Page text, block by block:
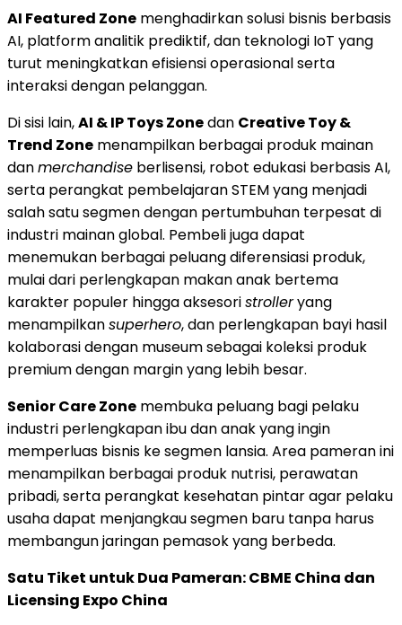
AI Featured Zone menghadirkan solusi bisnis berbasis
AI, platform analitik prediktif, dan teknologi IoT yang
turut meningkatkan efisiensi operasional serta
interaksi dengan pelanggan.
Di sisi lain,AI & IP Toys Zonedan Creative Toy &
Trend Zone menampilkan berbagai produk mainan
danmerchandise berlisensi, robot edukasi berbasis AI,
serta perangkat pembelajaran STEM yang menjadi
salah satu segmen dengan pertumbuhan terpesat di
industri mainan global. Pembeli juga dapat
menemukan berbagai peluang diferensiasi produk,
mulai dari perlengkapan makan anak bertema
karakter populer hingga aksesoristrolleryang
menampilkansuperhero, dan perlengkapan bayi hasil
kolaborasi dengan museum sebagai koleksi produk
premium dengan margin yang lebih besar.
Senior Care Zone membuka peluang bagi pelaku
industri perlengkapan ibu dan anak yang ingin
memperluas bisnis ke segmen lansia. Area pameran ini
menampilkan berbagai produk nutrisi, perawatan
pribadi, serta perangkat kesehatan pintar agar pelaku
usaha dapat menjangkau segmen baru tanpa harus
membangun jaringan pemasok yang berbeda.
Satu Tiket untuk Dua Pameran: CBME China dan
Licensing Expo China